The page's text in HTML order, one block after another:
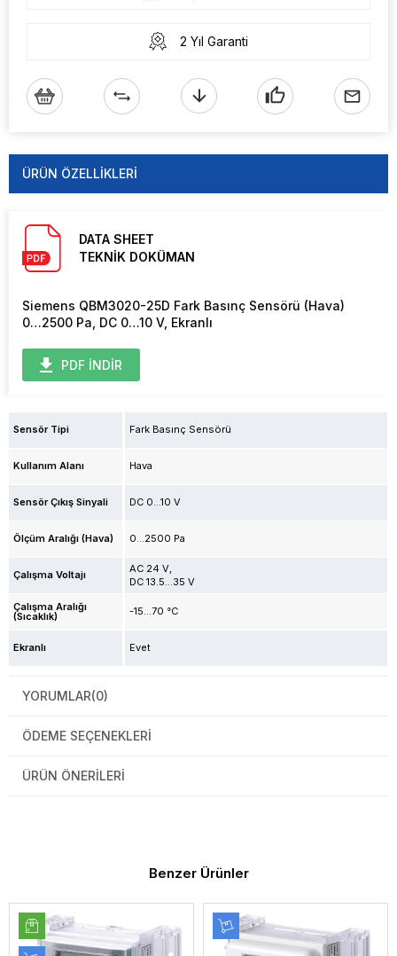
2 Yıl Garanti
ÜRÜN ÖZELLIKLERI
DATA SHEET
TEKNİK DOKÜMAN
Siemens QBM3020-25D Fark Basınç Sensörü (Hava)
0…2500 Pa, DC 0…10 V, Ekranlı
PDF İNDİR
Sensör Tipi Fark Basınç Sensörü
Kullanım Alanı Hava
Sensör Çıkış Sinyali DC 0...10 V
Ölçüm Aralığı (Hava) 0...2500 Pa
Çalışma Voltajı
AC 24 V
DC 13.5...35 V
Çalışma Aralığı
(Sıcaklık) -15...70 °C
Ekranlı Evet
YORUMLAR(0)
ÖDEME SEÇENEKLERI
ÜRÜN ÖNERILERI
Benzer Ürünler